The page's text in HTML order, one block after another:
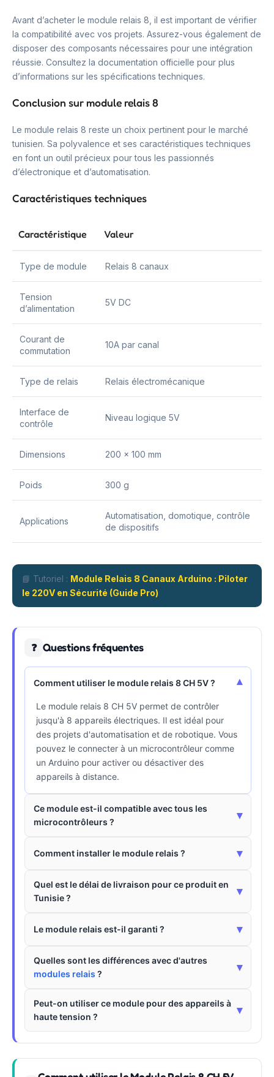
Avant d’acheter le module relais 8, il est important de vérifier
la compatibilité avec vos projets. Assurez-vous également de
disposer des composants nécessaires pour une intégration
réussie. Consultez la documentation officielle pour plus
d’informations sur les spécifications techniques.
Conclusion sur module relais 8
Le module relais 8 reste un choix pertinent pour le marché
tunisien. Sa polyvalence et ses caractéristiques techniques
en font un outil précieux pour tous les passionnés
d’électronique et d’automatisation.
Caractéristiques techniques
Caractéristique Valeur
Type de module Relais 8 canaux
Tension
d’alimentation
5V DC
Courant de
commutation
10A par canal
Type de relais Relais électromécanique
Interface de
contrôle
Niveau logique 5V
Dimensions 200 x 100 mm
Poids 300 g
Applications
Automatisation, domotique, contrôle
de dispositifs
📘 Tutoriel : Module Relais 8 Canaux Arduino : Piloter
le 220V en Sécurité (Guide Pro)
❓ Questions fréquentes
Comment utiliser le module relais 8 CH 5V ? ▾
Le module relais 8 CH 5V permet de contrôler
jusqu'à 8 appareils électriques. Il est idéal pour
des projets d'automatisation et de robotique. Vous
pouvez le connecter à un microcontrôleur comme
un Arduino pour activer ou désactiver des
appareils à distance.
Ce module est-il compatible avec tous les
microcontrôleurs ?
▾
Comment installer le module relais ? ▾
Quel est le délai de livraison pour ce produit en
Tunisie ?
▾
Le module relais est-il garanti ? ▾
Quelles sont les différences avec d'autres
modules relais ?
▾
Peut-on utiliser ce module pour des appareils à
haute tension ?
▾